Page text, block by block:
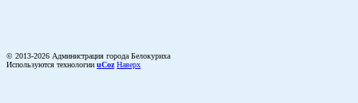
© 2013-2026 Администрация города Белокуриха
Используются технологии uCoz Наверх